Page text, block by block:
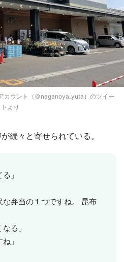
カウント（＠naganoya_yuta）のツイー
トより
続々と寄せられている。
」
な弁当の１つですね。 昆布
る」
」